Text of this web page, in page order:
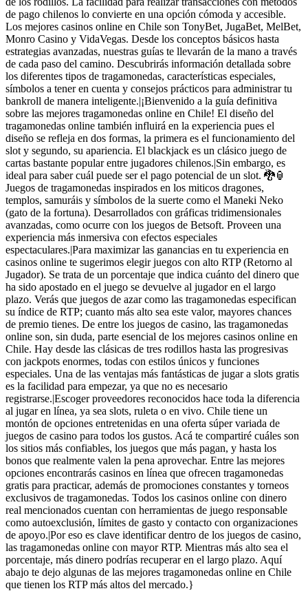
de pago chilenos lo convierte en una opción cómoda y accesible.
Los mejores casinos online en Chile son TonyBet, JugaBet, MelBet,
Monro Casino y VidaVegas. Desde los conceptos básicos hasta
estrategias avanzadas, nuestras guías te llevarán de la mano a través
de cada paso del camino. Descubrirás información detallada sobre
los diferentes tipos de tragamonedas, características especiales,
símbolos a tener en cuenta y consejos prácticos para administrar tu
bankroll de manera inteligente.|¡Bienvenido a la guía definitiva
sobre las mejores tragamonedas online en Chile! El diseño del
tragamonedas online también influirá en la experiencia pues el
diseño se refleja en dos formas, la primera es el funcionamiento del
slot y segundo, su apariencia. El blackjack es un clásico juego de
cartas bastante popular entre jugadores chilenos.|Sin embargo, es
ideal para saber cuál puede ser el pago potencial de un slot. 🐉🏮
Juegos de tragamonedas inspirados en los miticos dragones,
templos, samuráis y símbolos de la suerte como el Maneki Neko
(gato de la fortuna). Desarrollados con gráficas tridimensionales
avanzadas, como ocurre con los juegos de Betsoft. Proveen una
experiencia más inmersiva con efectos especiales
espectaculares.|Para maximizar las ganancias en tu experiencia en
casinos online te sugerimos elegir juegos con alto RTP (Retorno al
Jugador). Se trata de un porcentaje que indica cuánto del dinero que
ha sido apostado en el juego se devuelve al jugador en el largo
plazo. Verás que juegos de azar como las tragamonedas especifican
su índice de RTP; cuanto más alto sea este valor, mayores chances
de premio tienes. De entre los juegos de casino, las tragamonedas
online son, sin duda, parte esencial de los mejores casinos online en
Chile. Hay desde las clásicas de tres rodillos hasta las progresivas
con jackpots enormes, todas con estilos únicos y funciones
especiales. Una de las ventajas más fantásticas de jugar a slots gratis
es la facilidad para empezar, ya que no es necesario
registrarse.|Escoger proveedores reconocidos hace toda la diferencia
al jugar en línea, ya sea slots, ruleta o en vivo. Chile tiene un
montón de opciones entretenidas en una oferta súper variada de
juegos de casino para todos los gustos. Acá te compartiré cuáles son
los sitios más confiables, los juegos que más pagan, y hasta los
bonos que realmente valen la pena aprovechar. Entre las mejores
opciones encontrarás casinos en línea que ofrecen tragamonedas
gratis para practicar, además de promociones constantes y torneos
exclusivos de tragamonedas. Todos los casinos online con dinero
real mencionados cuentan con herramientas de juego responsable
como autoexclusión, límites de gasto y contacto con organizaciones
de apoyo.|Por eso es clave identificar dentro de los juegos de casino,
las tragamonedas online con mayor RTP. Mientras más alto sea el
porcentaje, más dinero podrías recuperar en el largo plazo. Aquí
abajo te dejo algunas de las mejores tragamonedas online en Chile
que tienen los RTP más altos del mercado.}